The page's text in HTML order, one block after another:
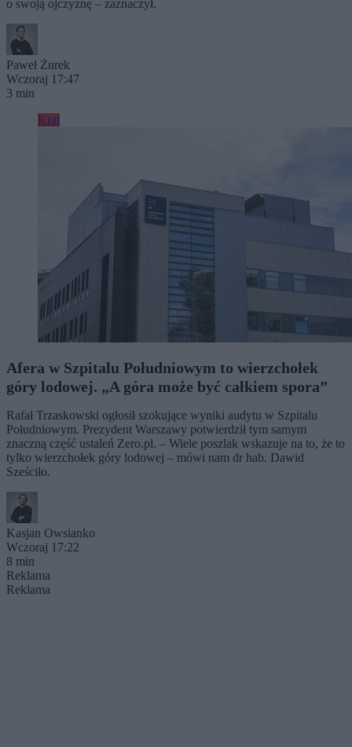
o swoją ojczyznę – zaznaczył.
Paweł Żurek
Wczoraj 17:47
3 min
Kraj
Afera w Szpitalu Południowym to wierzchołek
góry lodowej. „A góra może być całkiem spora”
Rafał Trzaskowski ogłosił szokujące wyniki audytu w Szpitalu
Południowym. Prezydent Warszawy potwierdził tym samym
znaczną część ustaleń Zero.pl. – Wiele poszlak wskazuje na to, że to
tylko wierzchołek góry lodowej – mówi nam dr hab. Dawid
Sześciło.
Kasjan Owsianko
Wczoraj 17:22
8 min
Reklama
Reklama